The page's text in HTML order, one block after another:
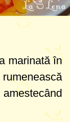
marinată în